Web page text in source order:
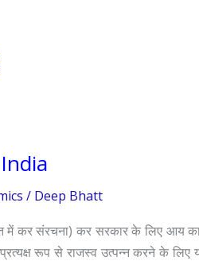
/ Deep Bhatt
कर संरचना) कर सरकार के लिए आय का
अप्रत्यक्ष रूप से राजस्व उत्पन्न करने के